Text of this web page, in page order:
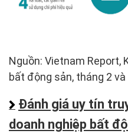
Nguồn: Vietnam Report,
bất động sản, tháng 2
Đánh giá uy tín
doanh nghiệp bất